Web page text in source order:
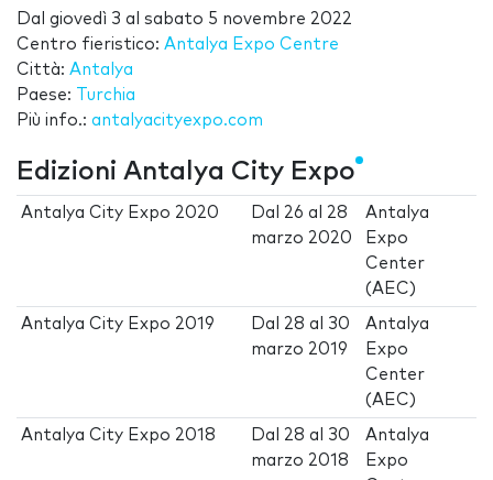
Dal giovedì 3 al sabato 5 novembre 2022
Centro fieristico: Antalya Expo Centre
Città: Antalya
Paese:
Turchia
Più info.: antalyacityexpo.com
Edizioni Antalya City Expo
Antalya City Expo 2020 Dal 26 al 28
marzo 2020
Antalya
Expo
Center
(AEC)
Antalya City Expo 2019 Dal 28 al 30
marzo 2019
Antalya
Expo
Center
(AEC)
Antalya City Expo 2018 Dal 28 al 30
marzo 2018
Antalya
Expo